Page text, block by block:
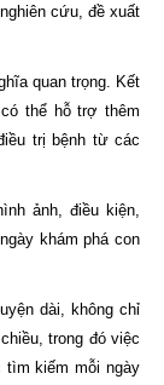
cứu, đề xuất
quan trọng. Kết
thể hỗ trợ thêm
trị bệnh từ các
ảnh, điều kiện,
khám phá con
dài, không chỉ
trong đó việc
tìm kiếm mỗi ngày